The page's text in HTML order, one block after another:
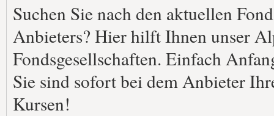
Suchen Sie nach den aktuellen
Anbieters? Hier hilft Ihnen unser
Fondsgesellschaften. Einfach
Sie sind sofort bei dem Anbieter
Kursen!